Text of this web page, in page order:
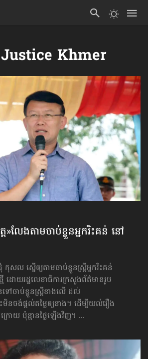
Khmer
»​លែងតាម​ចាប់ខ្លួន​អ្នករិះគន់ នៅ
ល ស្នើឲ្យតាមចាប់ខ្លួនស្ត្រីអ្នករិះគន់
ថ្មី ដោយរដ្ឋលេខាធិការក្រសួងព័ត៌មានរូប
ទៅចាប់​ខ្លួនស្ត្រី​ខាង​លើ ដល់
នចង់ផ្ដល់តម្លៃឲ្យនាង។ ដើម្បីយល់រឿង
រោយ ប៉ុន្មានថ្ងៃឡើងវិញ។ ...